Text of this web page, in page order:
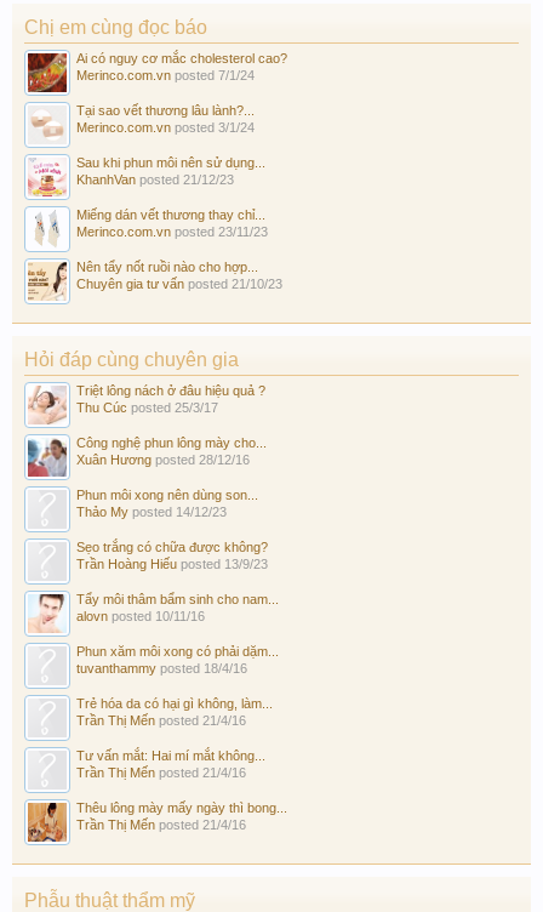
Chị em cùng đọc báo
Ai có nguy cơ mắc cholesterol cao?
Merinco.com.vn posted 7/1/24
Tại sao vết thương lâu lành?...
Merinco.com.vn posted 3/1/24
Sau khi phun môi nên sử dụng...
KhanhVan posted 21/12/23
Miếng dán vết thương thay chỉ...
Merinco.com.vn posted 23/11/23
Nên tẩy nốt ruồi nào cho hợp...
Chuyên gia tư vấn posted 21/10/23
Hỏi đáp cùng chuyên gia
Triệt lông nách ở đâu hiệu quả ?
Thu Cúc posted 25/3/17
Công nghệ phun lông mày cho...
Xuân Hương posted 28/12/16
Phun môi xong nên dùng son...
Thảo My posted 14/12/23
Sẹo trắng có chữa được không?
Trần Hoàng Hiếu posted 13/9/23
Tẩy môi thâm bẩm sinh cho nam...
alovn posted 10/11/16
Phun xăm môi xong có phải dặm...
tuvanthammy posted 18/4/16
Trẻ hóa da có hại gì không, làm...
Trần Thị Mến posted 21/4/16
Tư vấn mắt: Hai mí mắt không...
Trần Thị Mến posted 21/4/16
Thêu lông mày mấy ngày thì bong...
Trần Thị Mến posted 21/4/16
Phẫu thuật thẩm mỹ